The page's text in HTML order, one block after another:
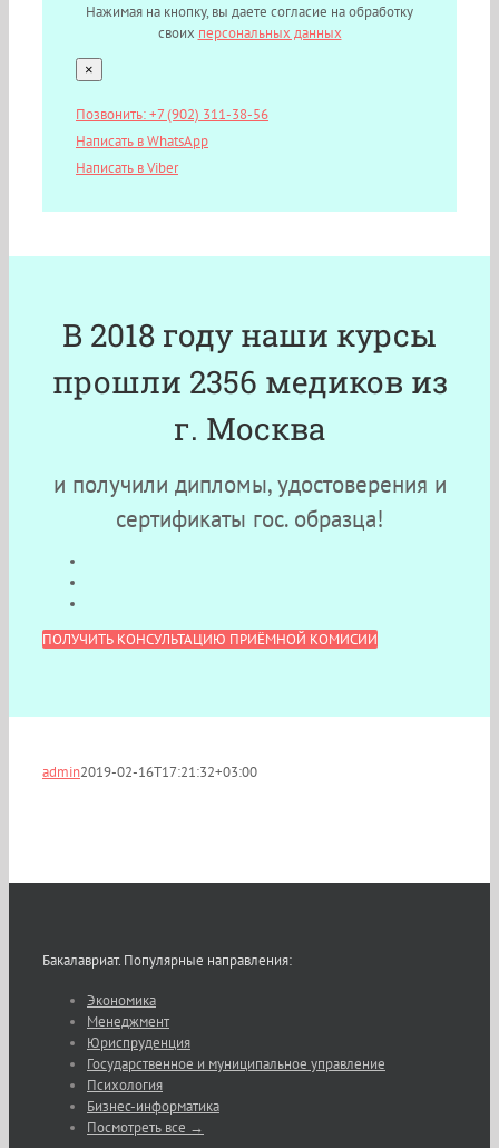
Нажимая на кнопку, вы даете согласие на обработку
своих персональных данных
×
Позвонить: +7 (902) 311-38-56
Написать в WhatsApp
Написать в Viber
В 2018 году наши курсы
прошли 2356 медиков из
г. Москва
и получили дипломы, удостоверения и
сертификаты гос. образца!
ПОЛУЧИТЬ КОНСУЛЬТАЦИЮ ПРИЁМНОЙ КОМИСИИ
admin2019-02-16T17:21:32+03:00
Бакалавриат. Популярные направления:
Экономика
Менеджмент
Юриспруденция
Государственное и муниципальное управление
Психология
Бизнес-информатика
Посмотреть все →